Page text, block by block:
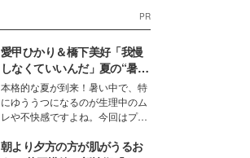
PR
愛甲ひかり＆橋下美好「我慢
しなくていいんだ」夏の“暑さ
対策”の新しい選択肢とは？
本格的な夏が到来！暑い中で、特
にゆううつになるのが生理中のム
レや不快感ですよね。今回はプラ
モデル・愛甲ひかりさんと橋下美
朝より夕方の方が肌がうるお